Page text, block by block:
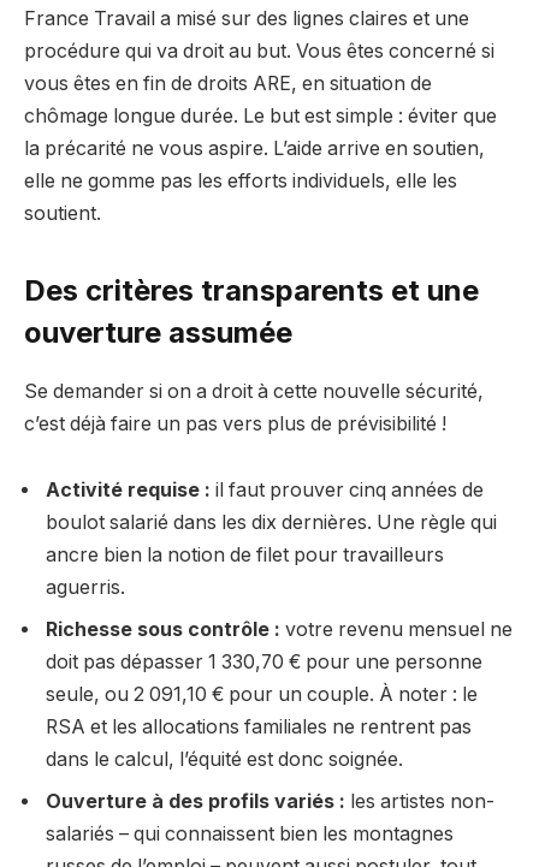
France Travail a misé sur des lignes claires et une
procédure qui va droit au but. Vous êtes concerné si
vous êtes en fin de droits ARE, en situation de
chômage longue durée. Le but est simple : éviter que
la précarité ne vous aspire. L’aide arrive en soutien,
elle ne gomme pas les efforts individuels, elle les
soutient.
Des critères transparents et une
ouverture assumée
Se demander si on a droit à cette nouvelle sécurité,
c’est déjà faire un pas vers plus de prévisibilité !
Activité requise : il faut prouver cinq années de
boulot salarié dans les dix dernières. Une règle qui
ancre bien la notion de filet pour travailleurs
aguerris.
Richesse sous contrôle : votre revenu mensuel ne
doit pas dépasser 1 330,70 € pour une personne
seule, ou 2 091,10 € pour un couple. À noter : le
RSA et les allocations familiales ne rentrent pas
dans le calcul, l’équité est donc soignée.
Ouverture à des profils variés : les artistes non-
salariés – qui connaissent bien les montagnes